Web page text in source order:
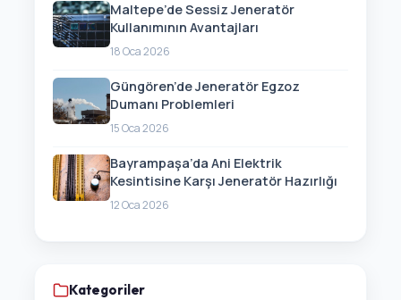
Maltepe’de Sessiz Jeneratör
Kullanımının Avantajları
18 Oca 2026
Güngören’de Jeneratör Egzoz
Dumanı Problemleri
15 Oca 2026
Bayrampaşa’da Ani Elektrik
Kesintisine Karşı Jeneratör Hazırlığı
12 Oca 2026
Kategoriler